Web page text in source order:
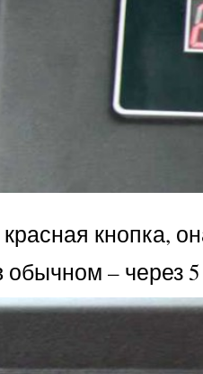
кнопка,
– через